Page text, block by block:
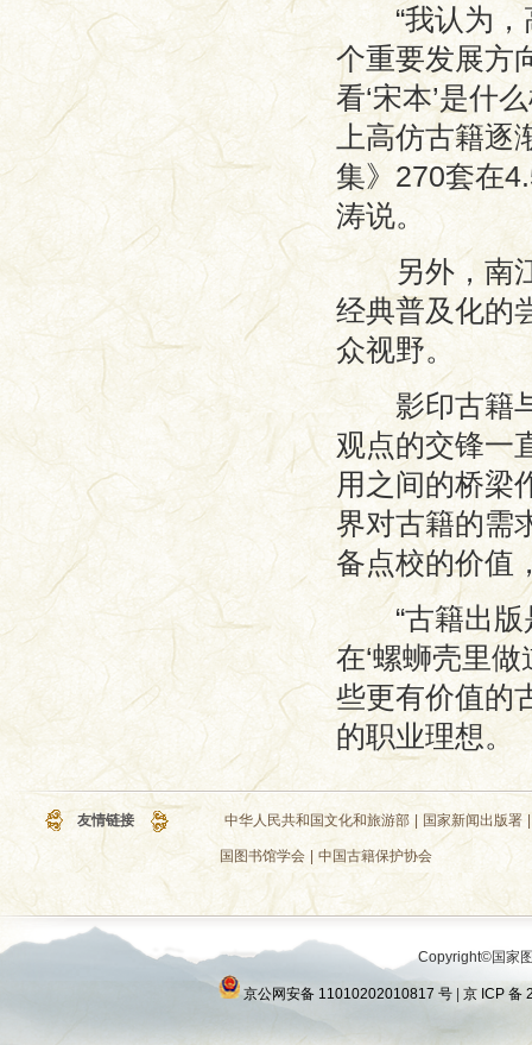
“我认为，
个重要发展方
看‘宋本’是什
上高仿古籍逐
集》270套在
涛说。
另外，南江
经典普及化的
众视野。
影印古籍与
观点的交锋一
用之间的桥梁
界对古籍的需
备点校的价值
“古籍出版
在‘螺蛳壳里
些更有价值的
的职业理想。
友情链接 中华人民共和国文化和旅游部 | 国家新闻出版署
国图书馆学会 中国古籍保护协会
Copyright©国家
京公网安备 11010202010817 号 京 ICP 备